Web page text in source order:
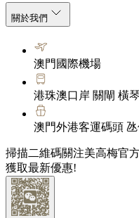
關於我們
澳門國際機場
港珠澳口岸 關閘 橫
澳門外港客運碼頭
掃描二維碼關注美高梅官
獲取最新優惠!